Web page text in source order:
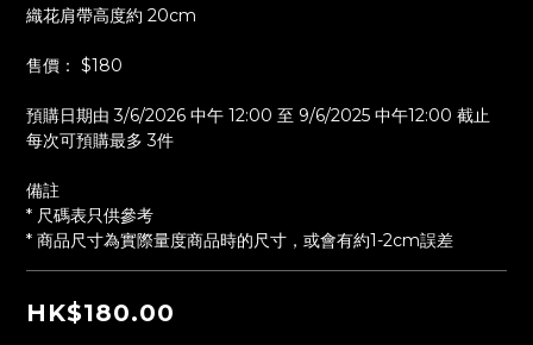
織花肩帶高度約 20cm
售價： $180
預購日期由 3/6/2026 中午 12:00 至 9/6/2025 中午12:00 截止
每次可預購最多 3件
備註
* 尺碼表只供參考
* 商品尺寸為實際量度商品時的尺寸，或會有約1-2cm誤差
HK$180.00